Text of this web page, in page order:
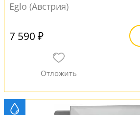
Eglo (Австрия)
7 590 ₽